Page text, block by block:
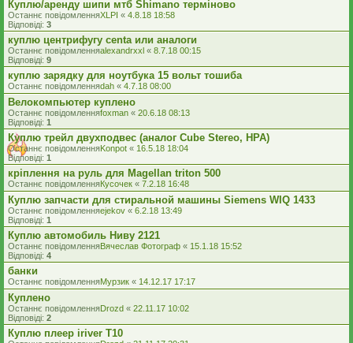
Куплю/аренду шипи мтб Shimano терміново
Останнє повідомленняXLPI « 4.8.18 18:58
Відповіді: 3
куплю центрифугу centa или аналоги
Останнє повідомленняalexandrxxl « 8.7.18 00:15
Відповіді: 9
куплю зарядку для ноутбука 15 вольт тошиба
Останнє повідомленняdah « 4.7.18 08:00
Велокомпьютер куплено
Останнє повідомленняfoxman « 20.6.18 08:13
Відповіді: 1
Куплю трейл двухподвес (аналог Cube Stereo, HPA)
Останнє повідомленняKonpot « 16.5.18 18:04
Відповіді: 1
кріплення на руль для Magellan triton 500
Останнє повідомленняКусочек « 7.2.18 16:48
Куплю запчасти для стиральной машины Siemens WIQ 1433
Останнє повідомленняejekov « 6.2.18 13:49
Відповіді: 1
Куплю автомобиль Ниву 2121
Останнє повідомленняВячеслав Фотограф « 15.1.18 15:52
Відповіді: 4
банки
Останнє повідомленняМурзик « 14.12.17 17:17
Куплено
Останнє повідомленняDrozd « 22.11.17 10:02
Відповіді: 2
Куплю плеер iriver Т10